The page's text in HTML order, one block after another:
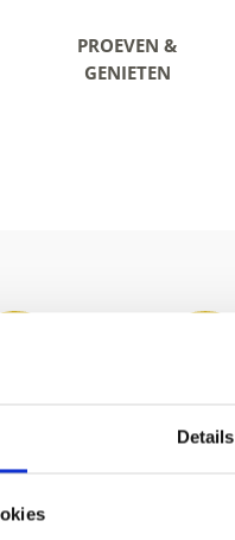
Details
PROEVEN &
GENIETEN